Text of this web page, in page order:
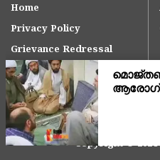
Home
Privacy Policy
Grievance Redressal
Copyright ©